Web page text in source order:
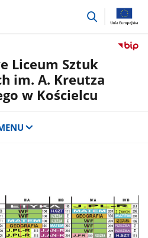
przejdź
Liceum Sztuk
im. A. Kreutza
w Kościelcu